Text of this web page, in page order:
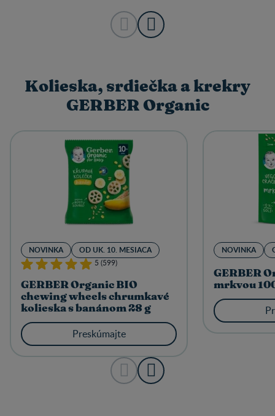
Kolieska, srdiečka a krekry
GERBER Organic
NOVINKA OD UK. 10. MESIACA
5 (599)
GERBER Organic BIO
chewing wheels chrumkavé
kolieska s banánom 28 g
Preskúmajte
NOVINKA
GERBER
mrkvou